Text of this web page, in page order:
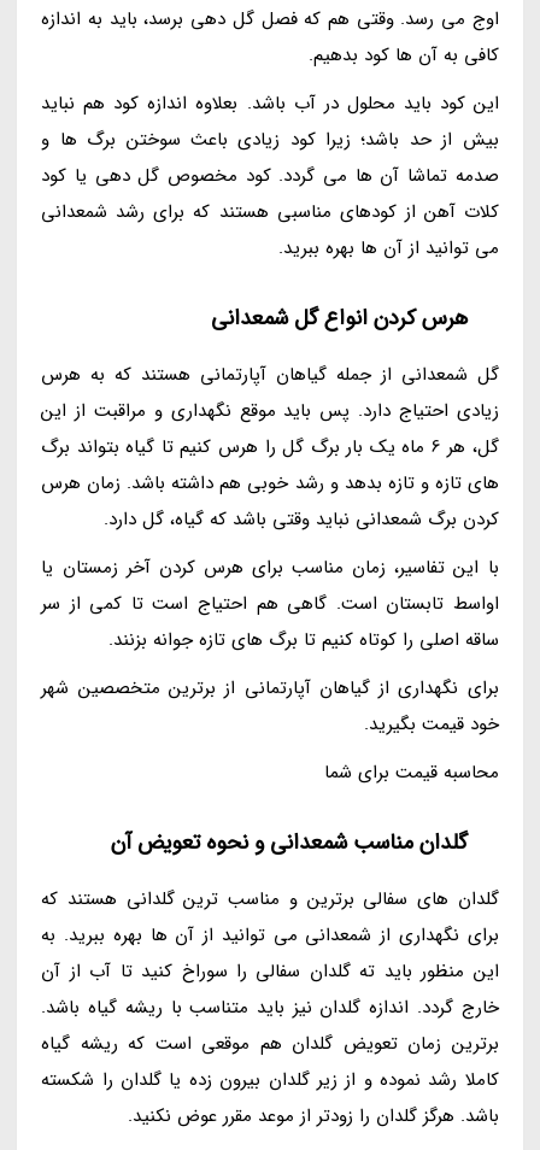
اوج می رسد. وقتی هم که فصل گل دهی برسد، باید به اندازه
کافی به آن ها کود بدهیم.
این کود باید محلول در آب باشد. بعلاوه اندازه کود هم نباید
بیش از حد باشد؛ زیرا کود زیادی باعث سوختن برگ ها و
صدمه تماشا آن ها می گردد. کود مخصوص گل دهی یا کود
کلات آهن از کودهای مناسبی هستند که برای رشد شمعدانی
می توانید از آن ها بهره ببرید.
هرس کردن انواع گل شمعدانی
گل شمعدانی از جمله گیاهان آپارتمانی هستند که به هرس
زیادی احتیاج دارد. پس باید موقع نگهداری و مراقبت از این
گل، هر 6 ماه یک بار برگ گل را هرس کنیم تا گیاه بتواند برگ
های تازه و تازه بدهد و رشد خوبی هم داشته باشد. زمان هرس
کردن برگ شمعدانی نباید وقتی باشد که گیاه، گل دارد.
با این تفاسیر، زمان مناسب برای هرس کردن آخر زمستان یا
اواسط تابستان است. گاهی هم احتیاج است تا کمی از سر
ساقه اصلی را کوتاه کنیم تا برگ های تازه جوانه بزنند.
برای نگهداری از گیاهان آپارتمانی از برترین متخصصین شهر
خود قیمت بگیرید.
محاسبه قیمت برای شما
گلدان مناسب شمعدانی و نحوه تعویض آن
گلدان های سفالی برترین و مناسب ترین گلدانی هستند که
برای نگهداری از شمعدانی می توانید از آن ها بهره ببرید. به
این منظور باید ته گلدان سفالی را سوراخ کنید تا آب از آن
خارج گردد. اندازه گلدان نیز باید متناسب با ریشه گیاه باشد.
برترین زمان تعویض گلدان هم موقعی است که ریشه گیاه
کاملا رشد نموده و از زیر گلدان بیرون زده یا گلدان را شکسته
باشد. هرگز گلدان را زودتر از موعد مقرر عوض نکنید.